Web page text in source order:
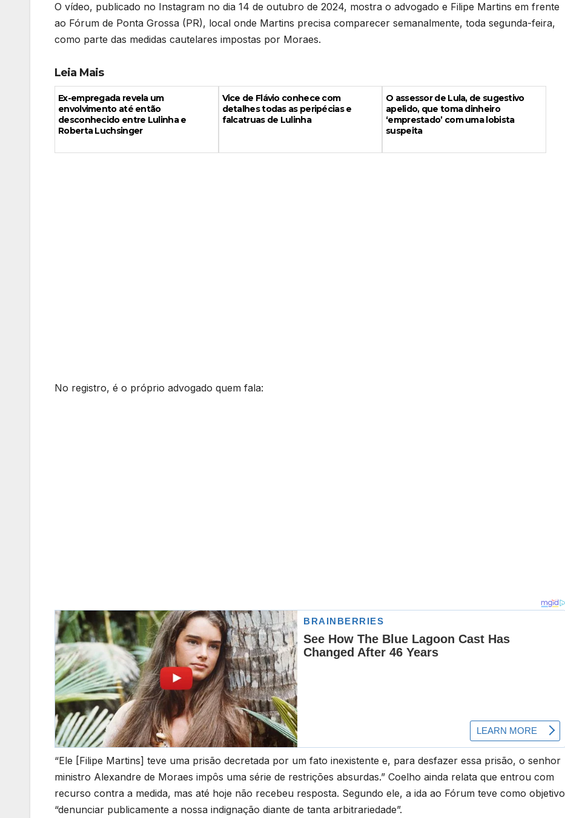
O vídeo, publicado no Instagram no dia 14 de outubro de 2024, mostra o advogado e Filipe Martins em frente
ao Fórum de Ponta Grossa (PR), local onde Martins precisa comparecer semanalmente, toda segunda-feira,
como parte das medidas cautelares impostas por Moraes.
Leia Mais
Ex-empregada revela um
envolvimento até então
desconhecido entre Lulinha e
Roberta Luchsinger
Vice de Flávio conhece com
detalhes todas as peripécias e
falcatruas de Lulinha
O assessor de Lula, de sugestivo
apelido, que toma dinheiro
‘emprestado’ com uma lobista
suspeita
No registro, é o próprio advogado quem fala:
“Ele [Filipe Martins] teve uma prisão decretada por um fato inexistente e, para desfazer essa prisão, o senhor
ministro Alexandre de Moraes impôs uma série de restrições absurdas.” Coelho ainda relata que entrou com
recurso contra a medida, mas até hoje não recebeu resposta. Segundo ele, a ida ao Fórum teve como objetivo
“denunciar publicamente a nossa indignação diante de tanta arbitrariedade”.